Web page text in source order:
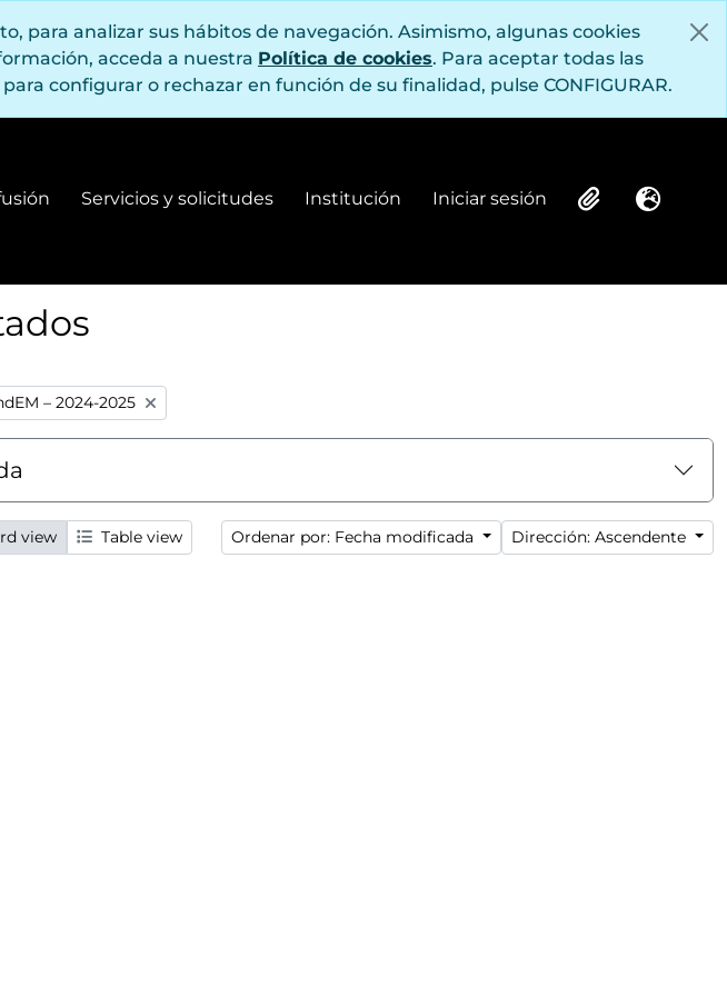
para analizar sus hábitos de navegación. Asimismo, algunas cookies
acceda a nuestra Política de cookies. Para aceptar todas las
configurar o rechazar en función de su finalidad, pulse CONFIGURAR.
y difusión
Servicios y solicitudes Institución
Institución
Iniciar sesión
Iniciar sesión ClipboardIdioma
– 2024-2025
view Table view Ordenar por: Fecha modificada Dirección: Ascendente